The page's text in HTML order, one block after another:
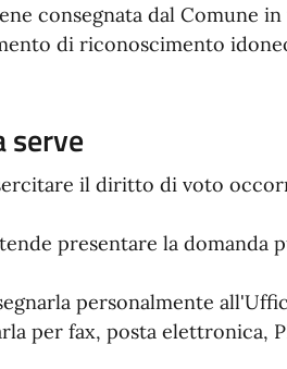
consegnata dal Comune
di riconoscimento
serve
il diritto di voto
presentare la domanda
personalmente
per fax, posta elettronica,